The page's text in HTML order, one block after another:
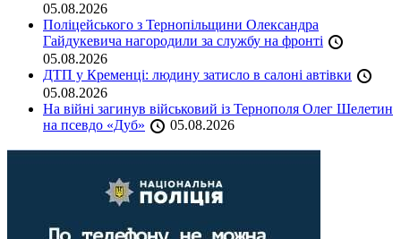
05.08.2026
Поліцейського з Тернопільщини Олександра
Гайдукевича нагородили за службу на фронті
05.08.2026
ДТП у Кременці: людину затисло в салоні автівки
05.08.2026
На війні загинув військовий із Тернополя Олег Шелетин
на псевдо «Дуб»
05.08.2026